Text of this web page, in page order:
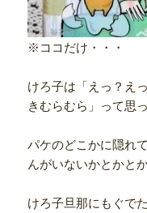
※ココだけ・・・
けろ子は「えっ？え
きむらむら」って思
パケのどこかに隠れ
んがいないかとかと
けろ子旦那にもぐで